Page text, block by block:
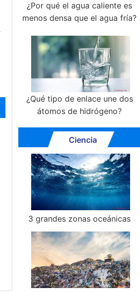
¿Por qué el agua caliente es
menos densa que el agua fría?
¿Qué tipo de enlace une dos
átomos de hidrógeno?
Ciencia
3 grandes zonas oceánicas